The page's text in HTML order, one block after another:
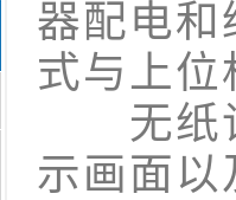
器配电
式与上
无纸记
示画面以